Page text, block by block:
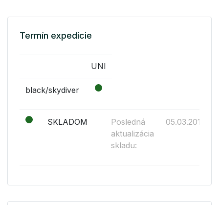
Termín expedície
UNI
black/skydiver
SKLADOM
Posledná
aktualizácia
skladu:
05.03.2019